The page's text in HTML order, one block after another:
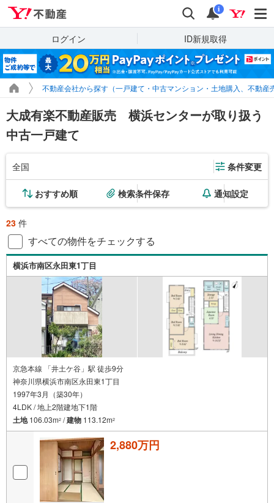
検索 通知
i
ログイン ID新規取得
不動産会社から探す（一戸建て・中古マンション・土地購入、不動産
大成有楽不動産販売 横浜センターが取り扱う
中古一戸建て
全国 条件変更
おすすめ順 検索条件保存 通知設定
23 件
すべての物件をチェックする
横浜市南区永田東1丁目
京急本線 「井土ケ谷」駅 徒歩9分
神奈川県横浜市南区永田東1丁目
1997年3月（築30年）
4LDK / 地上2階建地下1階
土地106.03m2 /建物 113.12m2
2,880万円